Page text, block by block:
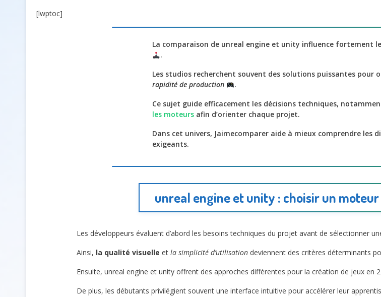
[lwptoc]
La comparaison de unreal engine et unity influence fortement
.
Les studios recherchent souvent des solutions puissantes pour
rapidité de production
.
Ce sujet guide efficacement les décisions techniques,
les moteurs afin d’orienter chaque projet.
Dans cet univers, Jaimecomparer aide à mieux comprendre les
exigeants.
unreal engine et unity : choisir un
Les développeurs évaluent d’abord les besoins techniques du projet avant de sélectionner
Ainsi, la qualité visuelle et la simplicité d’utilisation deviennent des critères déterminants
Ensuite, unreal engine et unity offrent des approches différentes pour la création de jeux en
De plus, les débutants privilégient souvent une interface intuitive pour accélérer leur